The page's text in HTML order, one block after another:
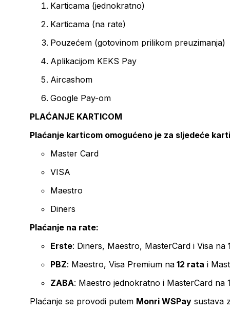
Karticama (jednokratno)
Karticama (na rate)
Pouzećem (gotovinom prilikom preuzimanja)
Aplikacijom KEKS Pay
Aircashom
Google Pay-om
PLAĆANJE KARTICOM
Plaćanje karticom omogućeno je za sljedeće
Master Card
VISA
Maestro
Diners
Plaćanje na rate:
Erste: Diners, Maestro, MasterCard i Visa na
PBZ: Maestro, Visa Premium na 12 rata i
ZABA: Maestro jednokratno i MasterCard na
Plaćanje se provodi putem Monri WSPay sustava